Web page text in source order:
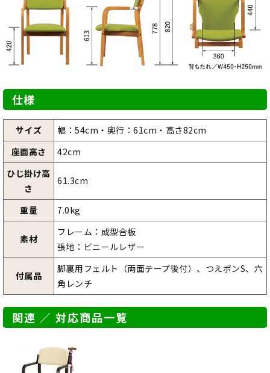
仕様
サイズ
幅：54cm・奥行：61cm・高さ82cm
座面高さ
42cm
ひじ掛け高
さ
61.3cm
重量 7.0kg
素材
フレーム：成型合板
張地：ビニールレザー
付属品
脚裏用フェルト（両面テープ後付）、つえポンS、六
角レンチ
関連 ／ 対応商品一覧